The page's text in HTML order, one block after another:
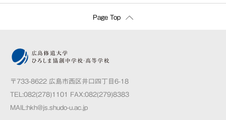
Page Top
〒733-8622 広島市西区井口四丁目6-18
TEL:082(278)1101 FAX:082(279)8383
MAIL:hkh@js.shudo-u.ac.jp